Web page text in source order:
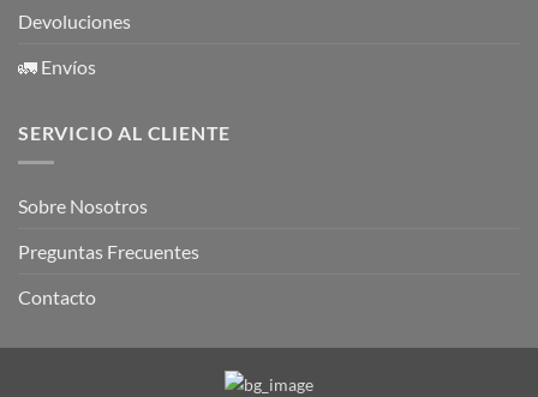
Devoluciones
🚛 Envíos
SERVICIO AL CLIENTE
Sobre Nosotros
Preguntas Frecuentes
Contacto